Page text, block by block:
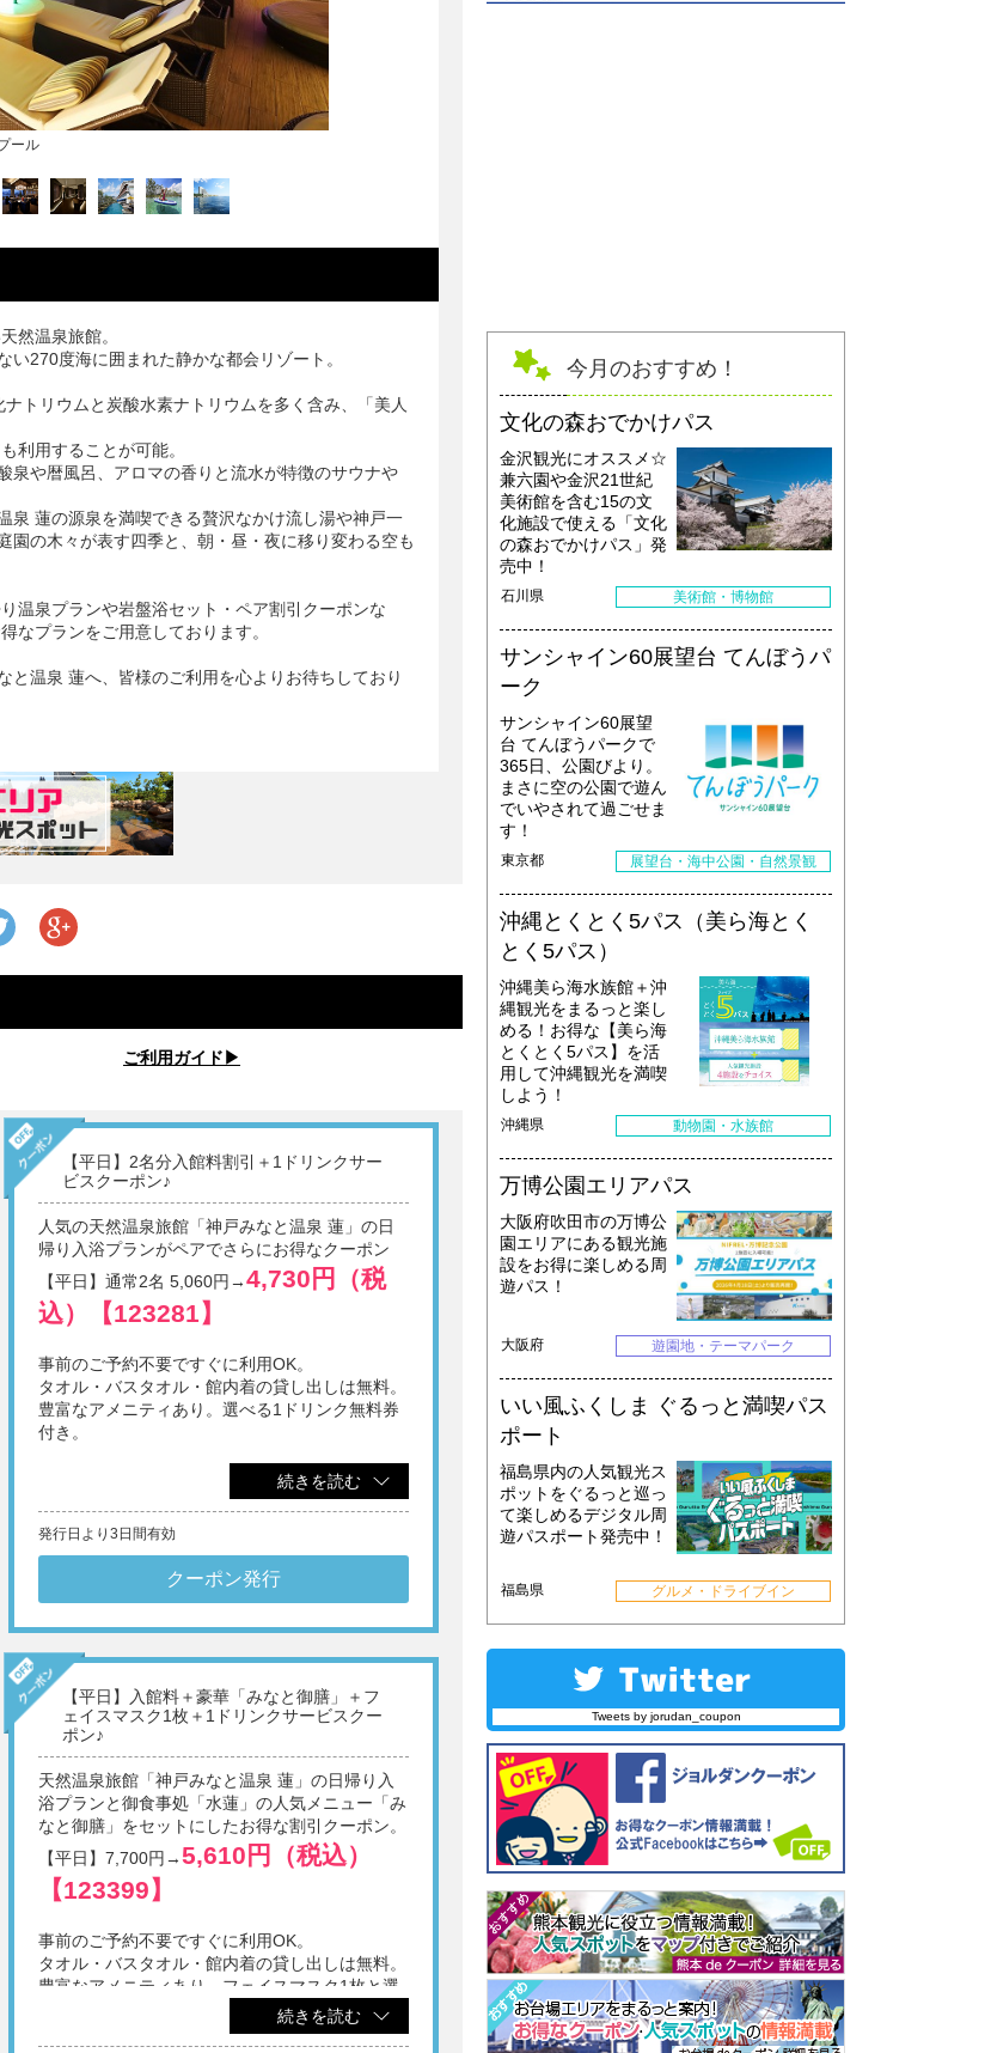
浴場
然温泉旅館。
270度海に囲まれた静かな都会リゾート。
トリウムと炭酸水素ナトリウムを多く含み、「美人
利用することが可能。
泉や暦風呂、アロマの香りと流水が特徴のサウナや
泉 蓮の源泉を満喫できる贅沢なかけ流し湯や神戸一
の木々が表す四季と、朝・昼・夜に移り変わる空も
温泉プランや岩盤浴セット・ペア割引クーポンな
なプランをご用意しております。
温泉 蓮へ、皆様のご利用を心よりお待ちしており
ご利用ガイド▶︎
【平日】2名分入館料割引＋1ドリンクサー
ビスクーポン♪
人気の天然温泉旅館「神戸みなと温泉 蓮」の日
帰り入浴プランがペアでさらにお得なクーポン
【平日】通常2名 5,060円→4,730円（税
込）【123281】
事前のご予約不要ですぐに利用OK。
タオル・バスタオル・館内着の貸し出しは無料。
豊富なアメニティあり。選べる1ドリンク無料券
付き。
※1画面あたり2名様でご利用いただけます。
※日帰りでの施設利用は12歳以上。
※表示料金に別途入湯税(75円/人)を申し受けます。
※刺青・タトゥーをされている方のご入館は固くお断り
※メンテナンスやイベントなどにより、一部施設をご利
続きを読む
発行日より3日間有効
クーポン発行
【平日】入館料＋豪華「みなと御膳」＋フ
ェイスマスク1枚＋1ドリンクサービスクー
ポン♪
天然温泉旅館「神戸みなと温泉 蓮」の日帰り入
浴プランと御食事処「水蓮」の人気メニュー「み
なと御膳」をセットにしたお得な割引クーポン。
【平日】7,700円→5,610円（税込）
【123399】
事前のご予約不要ですぐに利用OK。
タオル・バスタオル・館内着の貸し出しは無料。
豊富なアメニティあり。フェイスマスク1枚と選
続きを読む
今月のおすすめ！
文化の森おでかけパス
金沢観光にオススメ☆
兼六園や金沢21世紀
美術館を含む15の文
化施設で使える「文化
の森おでかけパス」発
売中！
石川県 美術館・博物館
サンシャイン60展望台 てんぼうパ
ーク
サンシャイン60展望
台 てんぼうパークで
365日、公園びより。
まさに空の公園で遊ん
でいやされて過ごせま
す！
東京都 展望台・海中公園・自然景観
沖縄とくとく5パス（美ら海とく
とく5パス）
沖縄美ら海水族館＋沖
縄観光をまるっと楽し
める！お得な【美ら海
とくとく5パス】を活
用して沖縄観光を満喫
しよう！
沖縄県 動物園・水族館
万博公園エリアパス
大阪府吹田市の万博公
園エリアにある観光施
設をお得に楽しめる周
遊パス！
大阪府 遊園地・テーマパーク
いい風ふくしま ぐるっと満喫パス
ポート
福島県内の人気観光ス
ポットをぐるっと巡っ
て楽しめるデジタル周
遊パスポート発売中！
福島県 グルメ・ドライブイン
Tweets by jorudan_coupon